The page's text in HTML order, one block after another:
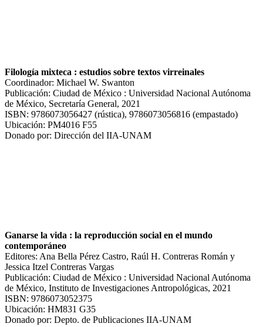
Filología mixteca : estudios sobre textos virreinales
Coordinador: Michael W. Swanton
Publicación: Ciudad de México : Universidad Nacional Autónoma
de México, Secretaría General, 2021
ISBN: 9786073056427 (rústica), 9786073056816 (empastado)
Ubicación: PM4016 F55
Donado por: Dirección del IIA-UNAM
Ganarse la vida : la reproducción social en el mundo
contemporáneo
Editores: Ana Bella Pérez Castro, Raúl H. Contreras Román y
Jessica Itzel Contreras Vargas
Publicación: Ciudad de México : Universidad Nacional Autónoma
de México, Instituto de Investigaciones Antropológicas, 2021
ISBN: 9786073052375
Ubicación: HM831 G35
Donado por: Depto. de Publicaciones IIA-UNAM